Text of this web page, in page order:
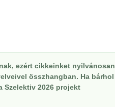
ezért cikkeinket nyilvánosan
összhangban. Ha bárhol
Szelektiv 2026 projekt